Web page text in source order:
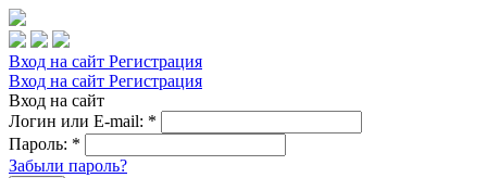
Вход на сайт Регистрация
Вход на сайт Регистрация
Вход на сайт
Логин или E-mail: *
Пароль: *
Забыли пароль?